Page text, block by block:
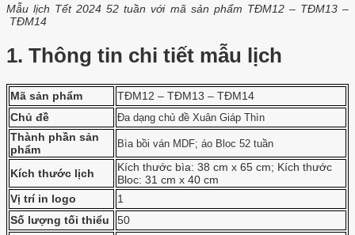
Mẫu lịch Tết 2024 52 tuần với mã sản phẩm TĐM12 – TĐM13 –
TĐM14
1. Thông tin chi tiết mẫu lịch
Mã sản phẩm
TĐM12 – TĐM13 – TĐM14
Chủ đề
Đa dạng chủ đề Xuân Giáp Thìn
Thành phần sản
phẩm
Bìa bồi ván MDF; áo Bloc 52 tuần
Kích thước lịch
Kích thước bìa: 38 cm x 65 cm; Kích thước
Bloc: 31 cm x 40 cm
Vị trí in logo
1
Số lượng tối thiểu
50